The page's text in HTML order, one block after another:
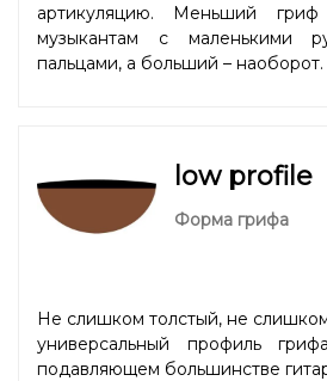
артикуляцию. Меньший
музыкантам с маленькими
пальцами, а больший – наоборот.
low profile
Форма грифа
Не слишком толстый, не
универсальный профиль
подавляющем большинстве